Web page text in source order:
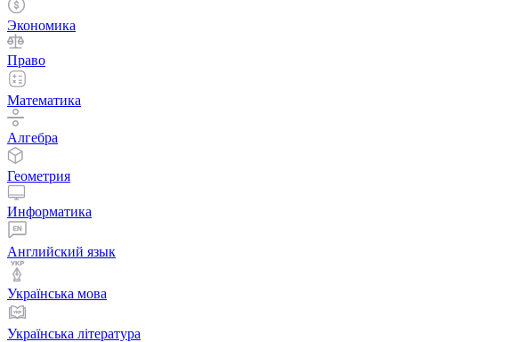
Экономика
Право
Математика
Алгебра
Геометрия
Информатика
Английский язык
Українська мова
Українська література